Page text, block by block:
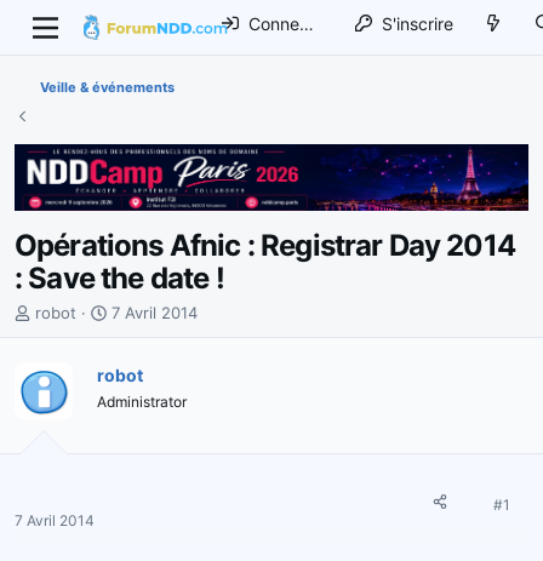
Connexion S'inscrire
Veille & événements
Opérations Afnic : Registrar Day 2014
: Save the date !
I
t
i
r
robot
D
e
d
7 Avril 2014
robot
Administrator
7 Avril 2014
#1